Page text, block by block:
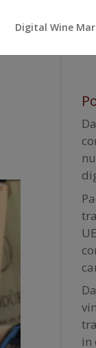
Digital Wine
in